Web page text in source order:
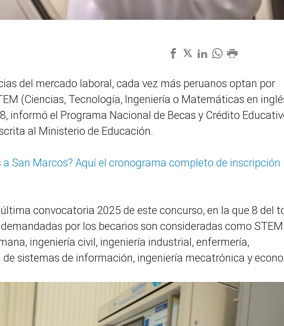
del mercado laboral, cada vez más peruanos optan por
(Ciencias, Tecnología, Ingeniería o Matemáticas en
informó el Programa Nacional de Becas y Crédito
al Ministerio de Educación.
a San Marcos? Aquí el cronograma completo de inscripción
convocatoria 2025 de este concurso, en la que 8 del
por los becarios son consideradas como
ingeniería civil, ingeniería industrial, enfermería,
sistemas de información, ingeniería mecatrónica y